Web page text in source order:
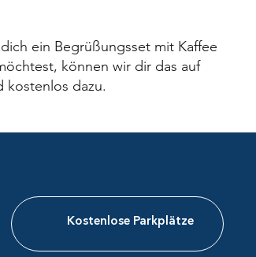
ein Begrüßungsset mit Kaffee
können wir dir das auf
kostenlos dazu.
Kostenlose Parkplätze